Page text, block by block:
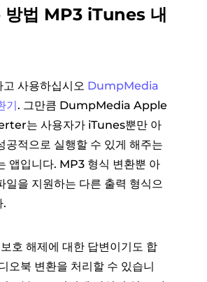
방법 MP3 iTunes 내
사용하십시오 DumpMedia
기. 그만큼 DumpMedia Apple
는 사용자가 iTunes뿐만 아
공적으로 실행할 수 있게 해주는
앱입니다. MP3 형식 변환뿐 아
일을 지원하는 다른 출력 형식으
.
호 해제에 대한 답변이기도 합
오북 변환을 처리할 수 있습니